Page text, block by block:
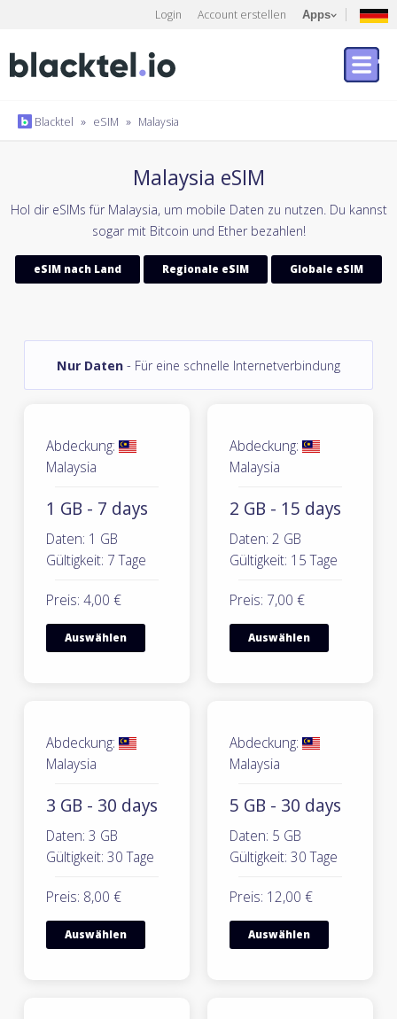
Login Account erstellen Apps
Blacktel » eSIM » Malaysia
Malaysia eSIM
Hol dir eSIMs für Malaysia, um mobile Daten zu nutzen. Du kannst
sogar mit Bitcoin und Ether bezahlen!
eSIM nach Land Regionale eSIM Globale eSIM
Nur Daten - Für eine schnelle Internetverbindung
Abdeckung:
Malaysia
1 GB - 7 days
Daten: 1 GB
Gültigkeit: 7 Tage
Preis: 4,00 €
Auswählen
Abdeckung:
Malaysia
2 GB - 15 days
Daten: 2 GB
Gültigkeit: 15 Tage
Preis: 7,00 €
Auswählen
Abdeckung:
Malaysia
3 GB - 30 days
Daten: 3 GB
Gültigkeit: 30 Tage
Preis: 8,00 €
Auswählen
Abdeckung:
Malaysia
5 GB - 30 days
Daten: 5 GB
Gültigkeit: 30 Tage
Preis: 12,00 €
Auswählen